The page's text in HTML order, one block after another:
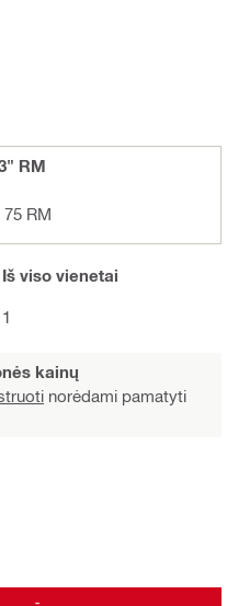
RM
RM
Iš visovienetai
1
kainų
norėdami pamatyti